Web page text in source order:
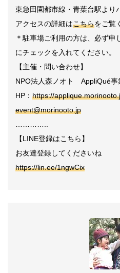
東急田園都市線・青葉台駅より
アクセスの詳細はこちらをご覧
＊駐車場ご利用の方は、必ず
にチェックを入れてください。
【主催・問い合わせ】
NPO法人森ノオト AppliQué事
HP ： https://
event@morinooto.jp
【LINE登録はこちら】
お友達登録してくださいね
https://lin.ee/1ngwCix